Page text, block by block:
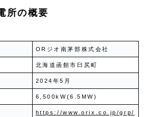
所の概要
ORジオ南茅部株式会社
北海道函館市臼尻町
2024年5月
6,500kW(6.5MW)
https://www.orix.co.jp/grp/